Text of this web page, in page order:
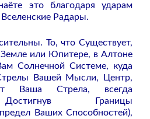
это благодаря ударам
Радары.
То, что Существует,
или Юпитере, в Алтоне
Солнечной Системе, куда
Вашей Мысли, Центр,
Ваша Стрела, всегда
Границы
Ваших Способностей),